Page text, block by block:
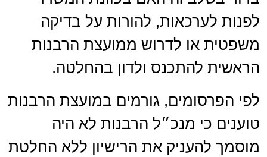
לפנות לערכאות, להורות על בדיקה
משפטית או לדרוש ממועצת הרבנות
הראשית להתכנס ולדון בהחלטה.
לפי הפרסומים, גורמים במועצת הרבנות
טוענים כי מנכ״ל הרבנות לא היה
מוסמך להעניק את הרישיון ללא החלטת